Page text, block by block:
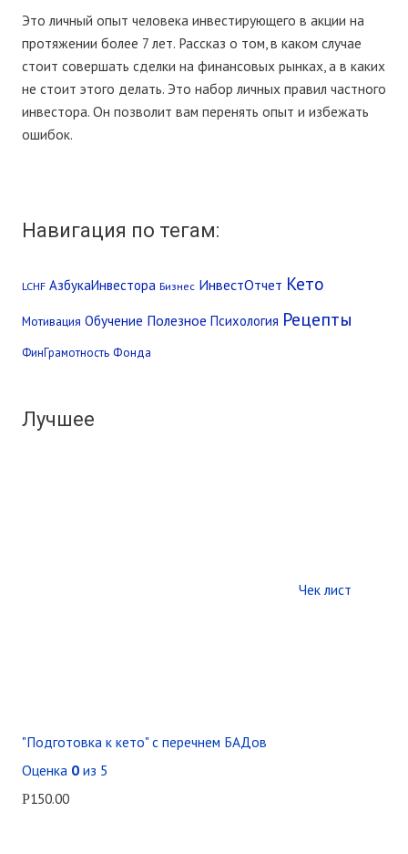
Это личный опыт человека инвестирующего в акции на
протяжении более 7 лет. Рассказ о том, в каком случае
стоит совершать сделки на финансовых рынках, а в каких
не стоит этого делать. Это набор личных правил частного
инвестора. Он позволит вам перенять опыт и избежать
ошибок.
Навигация по тегам:
LCHF АзбукаИнвестора Бизнес ИнвестОтчет Кето
Мотивация Обучение Полезное Психология Рецепты
ФинГрамотность Фонда
Лучшее
Чек лист
"Подготовка к кето" с перечнем БАДов
Оценка 0из 5
Р150.00